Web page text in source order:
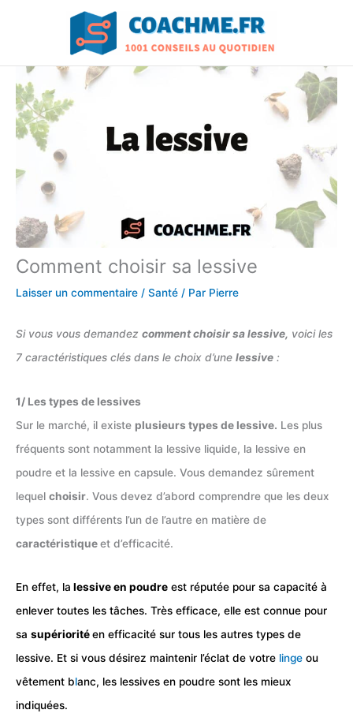
Comment choisir sa lessive
Laisser un commentaire / Santé / Par Pierre
Si vous vous demandez comment choisir sa lessive, voici les
7 caractéristiques clés dans le choix d’une lessive :
1/ Les types de lessives
Sur le marché, il existe plusieurs types de lessive. Les plus
fréquents sont notamment la lessive liquide, la lessive en
poudre et la lessive en capsule. Vous demandez sûrement
lequel choisir. Vous devez d’abord comprendre que les deux
types sont différents l’un de l’autre en matière de
caractéristiqueet d’efficacité.
En effet, la lessive en poudre est réputée pour sa capacité à
enlever toutes les tâches. Très efficace, elle est connue pour
sa supérioritéen efficacité sur tous les autres types de
lessive. Et si vous désirez maintenir l’éclat de votre linge ou
vêtement blanc, les lessives en poudre sont les mieux
indiquées.